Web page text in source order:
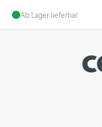
Ab Lager lieferbar